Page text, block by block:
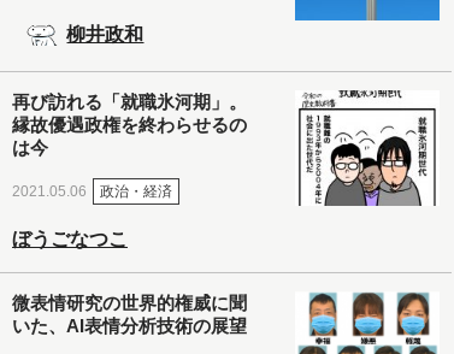
柳井政和
再び訪れる「就職氷河期」。
縁故優遇政権を終わらせるの
は今
2021.05.06 政治・経済
ぼうごなつこ
微表情研究の世界的権威に聞
いた、AI表情分析技術の展望